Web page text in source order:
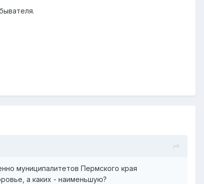
муниципалитетов Пермского края
а каких - наименьшую?